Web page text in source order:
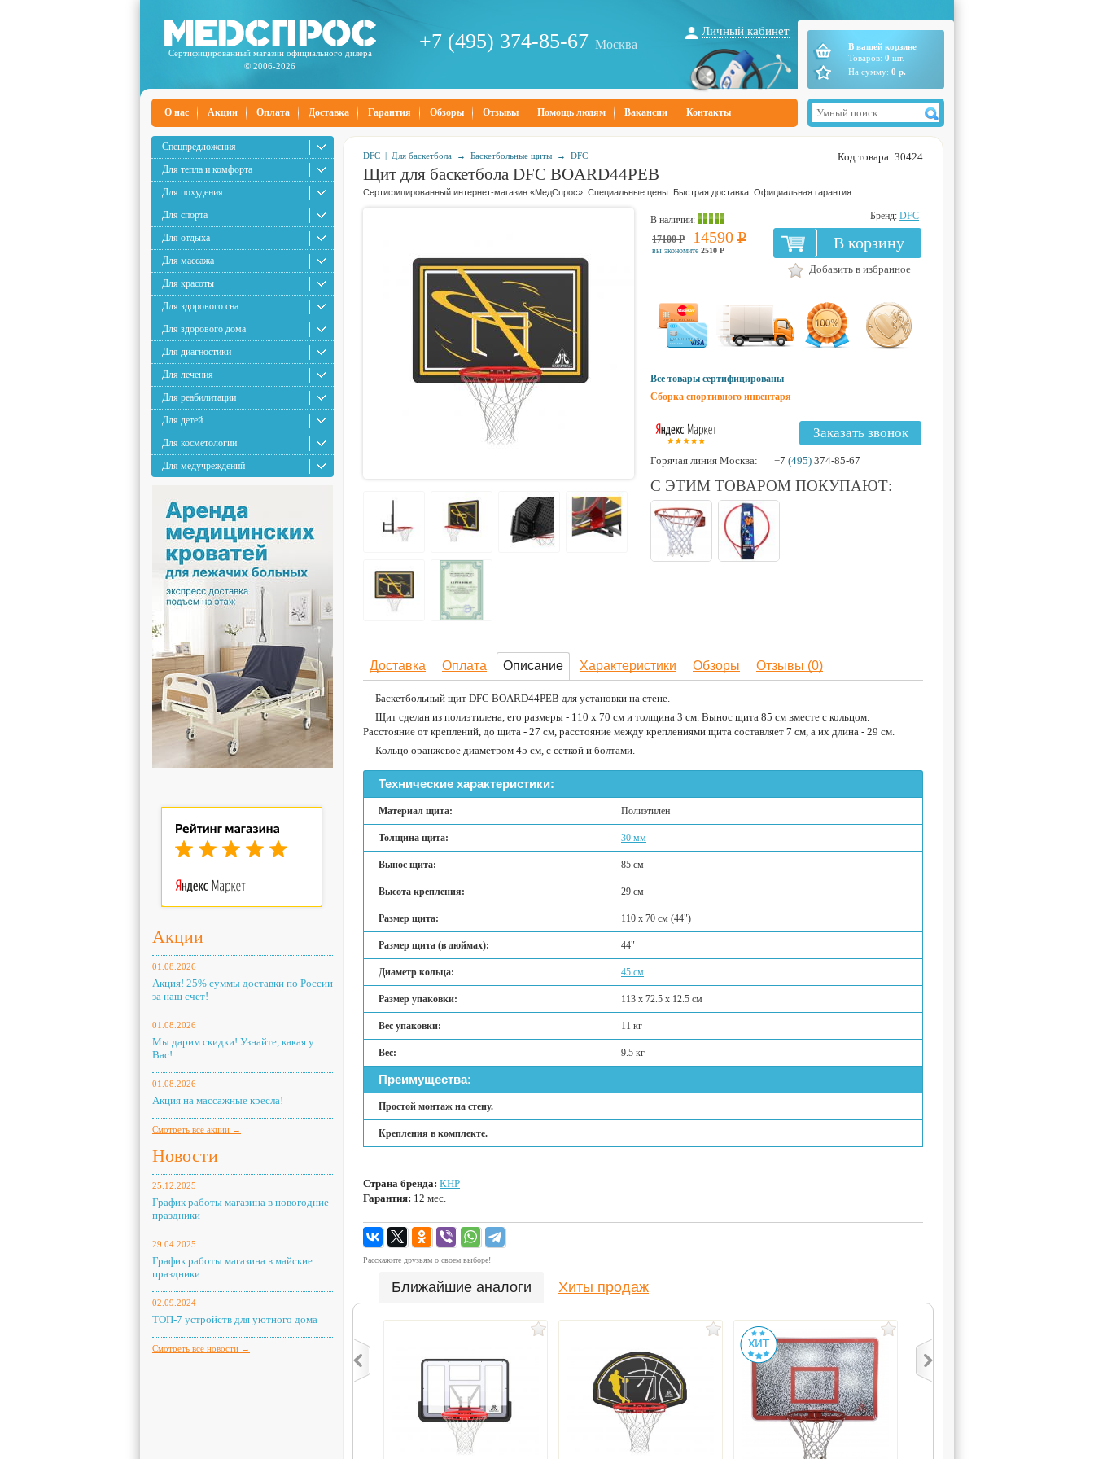
Сертифицированный магазин официального дилера
© 2006-2026
+7 (495) 374-85-67 Москва
Личный кабинет
В вашей корзине
Товаров: 0 шт.
На сумму: 0 р.
О нас Акции Оплата Доставка Гарантия Обзоры Отзывы Помощь людям Вакансии Контакты
Спецпредложения
Для тепла и комфорта
Для похудения
Для спорта
Для отдыха
Для массажа
Для красоты
Для здорового сна
Для здорового дома
Для диагностики
Для лечения
Для реабилитации
Для детей
Для косметологии
Для медучреждений
Акции
01.08.2026
Акция! 25% суммы доставки по России
за наш счет!
01.08.2026
Мы дарим скидки! Узнайте, какая у
Вас!
01.08.2026
Акция на массажные кресла!
Смотреть все акции →
Новости
25.12.2025
График работы магазина в новогодние
праздники
29.04.2025
График работы магазина в майские
праздники
02.09.2024
ТОП-7 устройств для уютного дома
Смотреть все новости →
Код товара: 30424
DFC | Для баскетбола → Баскетбольные щиты → DFC
Щит для баскетбола DFC BOARD44PEB
Сертифицированный интернет-магазин «МедСпрос». Специальные цены. Быстрая доставка. Официальная гарантия.
В наличии: Бренд: DFC
17100 Р 14590 Р
вы экономите 2510 Р В корзину
Добавить в избранное
Все товары сертифицированы
Сборка спортивного инвентаря
Заказать звонок
Горячая линия Москва: +7 (495) 374-85-67
С ЭТИМ ТОВАРОМ ПОКУПАЮТ:
Доставка Оплата Описание Характеристики Обзоры Отзывы (0)
Баскетбольный щит DFC BOARD44PEB для установки на стене.
Щит сделан из полиэтилена, его размеры - 110 x 70 см и толщина 3 см. Вынос щита 85 см вместе с кольцом.
Расстояние от креплений, до щита - 27 см, расстояние между креплениями щита составляет 7 см, а их длина - 29 см.
Кольцо оранжевое диаметром 45 см, с сеткой и болтами.
Технические характеристики:
Материал щита: Полиэтилен
Толщина щита: 30 мм
Вынос щита: 85 см
Высота крепления: 29 см
Размер щита: 110 х 70 см (44")
Размер щита (в дюймах): 44"
Диаметр кольца: 45 см
Размер упаковки: 113 х 72.5 х 12.5 см
Вес упаковки: 11 кг
Вес: 9.5 кг
Преимущества:
Простой монтаж на стену.
Крепления в комплекте.
Страна бренда: КНР
Гарантия: 12 мес.
Расскажите друзьям о своем выборе!
Ближайшие аналоги Хиты продаж